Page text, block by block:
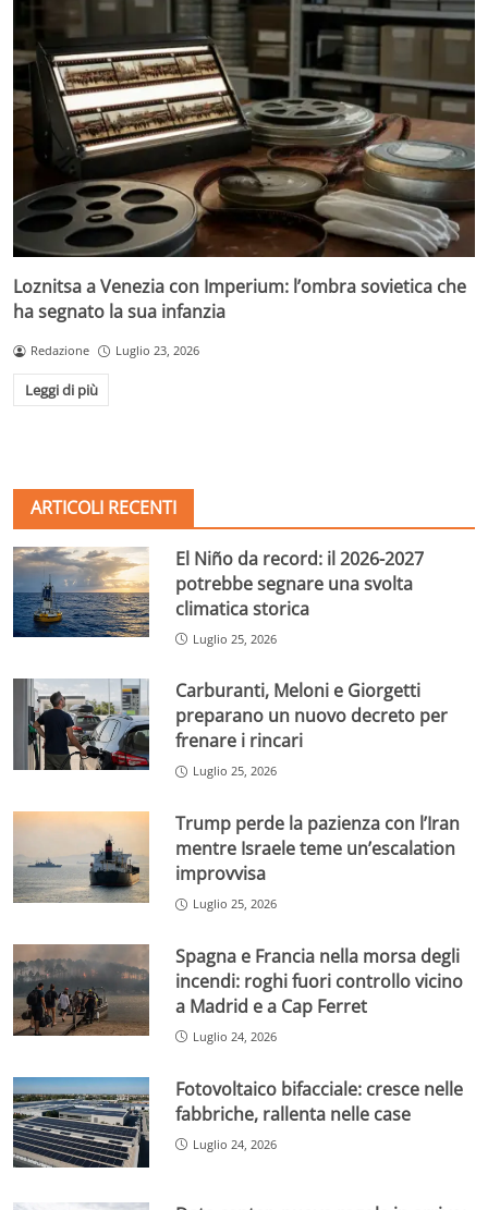
Loznitsa a Venezia con Imperium: l’ombra sovietica che
ha segnato la sua infanzia
Redazione Luglio 23, 2026
Leggi di più
ARTICOLI RECENTI
El Niño da record: il 2026-2027
potrebbe segnare una svolta
climatica storica
Luglio 25, 2026
Carburanti, Meloni e Giorgetti
preparano un nuovo decreto per
frenare i rincari
Luglio 25, 2026
Trump perde la pazienza con l’Iran
mentre Israele teme un’escalation
improvvisa
Luglio 25, 2026
Spagna e Francia nella morsa degli
incendi: roghi fuori controllo vicino
a Madrid e a Cap Ferret
Luglio 24, 2026
Fotovoltaico bifacciale: cresce nelle
fabbriche, rallenta nelle case
Luglio 24, 2026